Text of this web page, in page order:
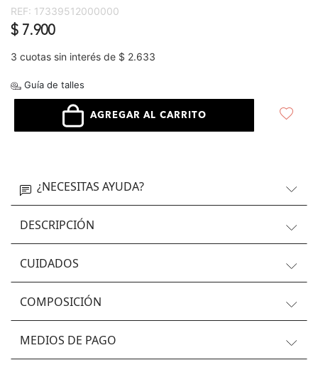
REF: 17339512000000
$ 7.900
3 cuotas sin interés de $ 2.633
Guía de talles
AGREGAR AL CARRITO
¿NECESITAS AYUDA?
DESCRIPCIÓN
CUIDADOS
COMPOSICIÓN
MEDIOS DE PAGO